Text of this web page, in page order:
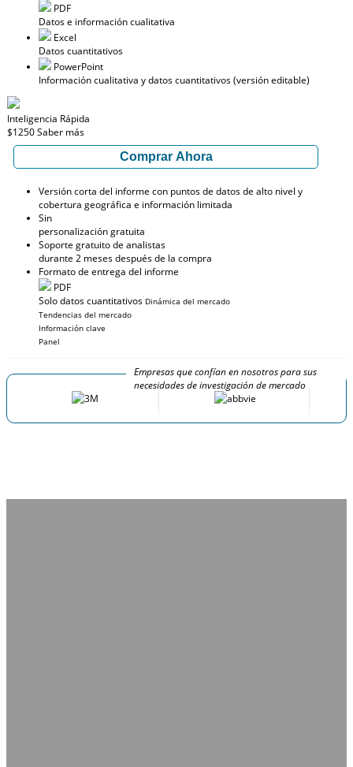
PDF
Datos e información cualitativa
Excel
Datos cuantitativos
PowerPoint
Información cualitativa y datos cuantitativos (versión editable)
Inteligencia Rápida
$1250Saber más
Comprar Ahora
Versión corta del informe con puntos de datos de alto nivel y
cobertura geográfica e información limitada
Sin
personalización gratuita
Soporte gratuito de analistas
durante 2 meses después de la compra
Formato de entrega del informe
PDF
Solo datos cuantitativos Dinámica del mercado
Tendencias del mercado
Información clave
Panel
Empresas que confían en nosotros para sus
necesidades de investigación de mercado